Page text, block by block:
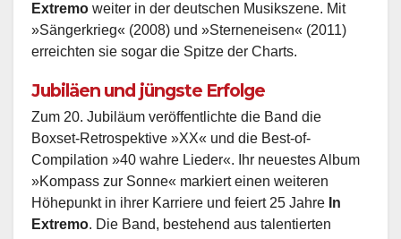
Extremo weiter in der deutschen Musikszene. Mit
»Sängerkrieg« (2008) und »Sterneneisen« (2011)
erreichten sie sogar die Spitze der Charts.
Jubiläen und jüngste Erfolge
Zum 20. Jubiläum veröffentlichte die Band die
Boxset-Retrospektive »XX« und die Best-of-
Compilation »40 wahre Lieder«. Ihr neuestes Album
»Kompass zur Sonne« markiert einen weiteren
Höhepunkt in ihrer Karriere und feiert 25 Jahre In
Extremo. Die Band, bestehend aus talentierten